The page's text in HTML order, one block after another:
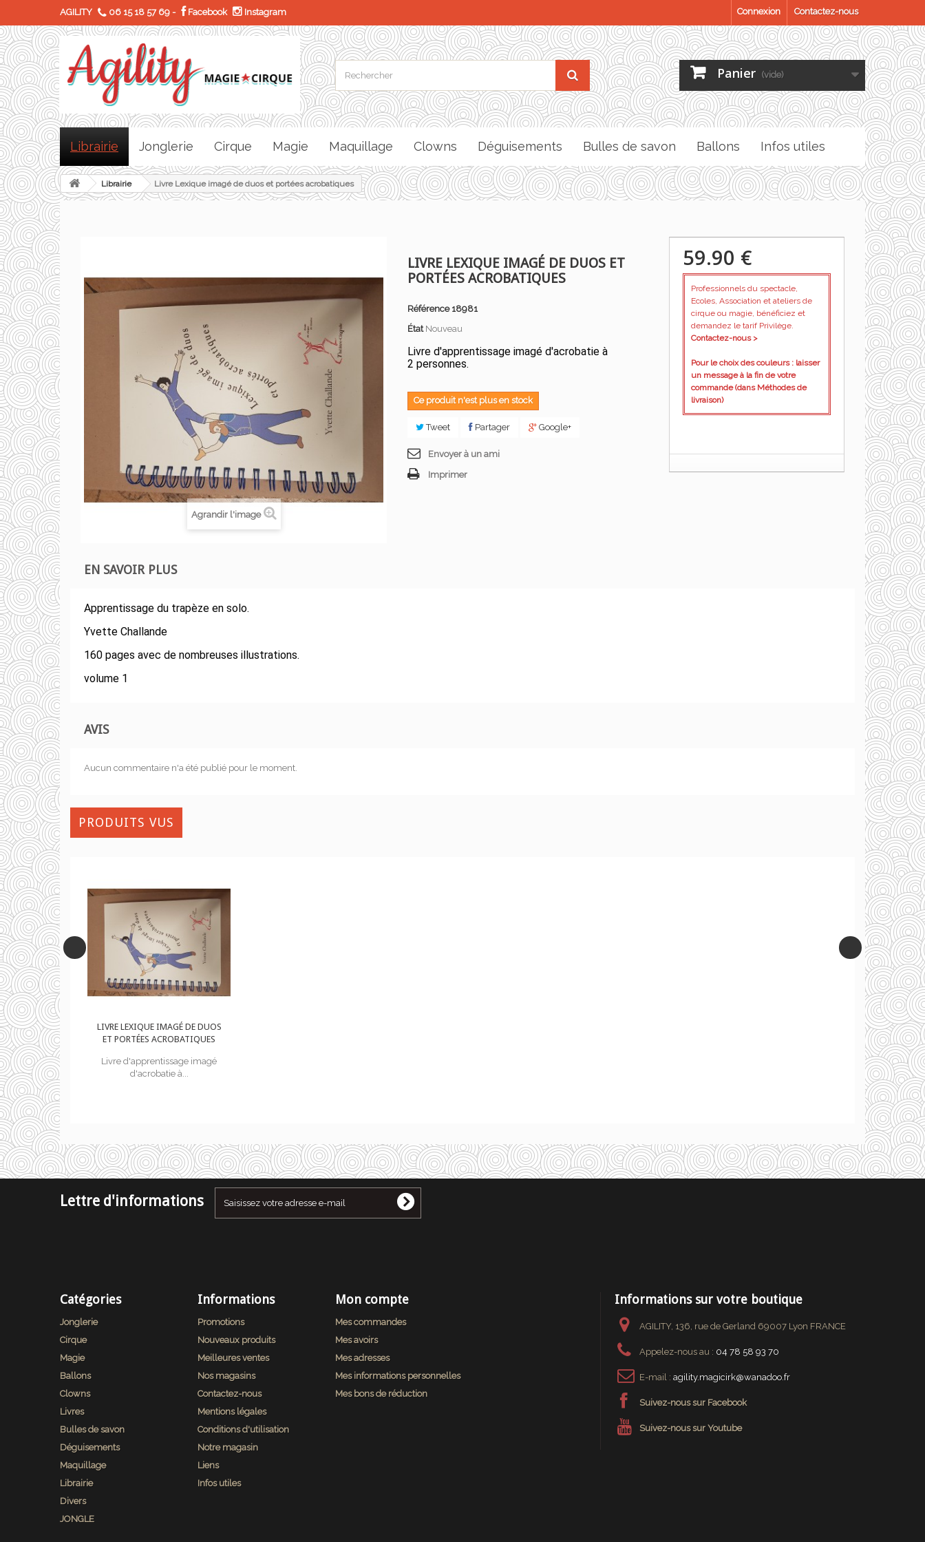
AGILITY 06 15 18 57 69 - Facebook Instagram Contactez-nous
Connexion
Panier (vide)
Librairie Jonglerie Cirque Magie Maquillage Clowns Déguisements Bulles de savon Ballons Infos utiles
Librairie Livre Lexique imagé de duos et portées acrobatiques
Agrandir l'image
LIVRE LEXIQUE IMAGÉ DE DUOS ET
PORTÉES ACROBATIQUES
Référence 18981
État Nouveau
Livre d'apprentissage imagé d'acrobatie à
2 personnes.
Ce produit n'est plus en stock
Tweet Partager Google+
Envoyer à un ami
Imprimer
59.90 €
Professionnels du spectacle,
Ecoles, Association et ateliers de
cirque ou magie, bénéficiez et
demandez le tarif Privilège.
Contactez-nous >
Pour le choix des couleurs : laisser
un message à la fin de votre
commande (dans Méthodes de
livraison)
EN SAVOIR PLUS
Apprentissage du trapèze en solo.
Yvette Challande
160 pages avec de nombreuses illustrations.
volume 1
AVIS
Aucun commentaire n'a été publié pour le moment.
PRODUITS VUS
DE DUOS
imagé
à...
LIVRE LEXIQUE IMAGÉ DE DUOS
ET PORTÉES ACROBATIQUES
Livre d'apprentissage imagé
d'acrobatie à...
Lettre d'informations
Catégories
Jonglerie
Cirque
Magie
Ballons
Clowns
Livres
Bulles de savon
Déguisements
Maquillage
Librairie
Divers
JONGLE
Informations
Promotions
Nouveaux produits
Meilleures ventes
Nos magasins
Contactez-nous
Mentions légales
Conditions d'utilisation
Notre magasin
Liens
Infos utiles
Mon compte
Mes commandes
Mes avoirs
Mes adresses
Mes informations personnelles
Mes bons de réduction
Informations sur votre boutique
AGILITY, 136, rue de Gerland 69007 Lyon FRANCE
Appelez-nous au : 04 78 58 93 70
E-mail : agility.magicirk@wanadoo.fr
Suivez-nous sur Facebook
Suivez-nous sur Youtube